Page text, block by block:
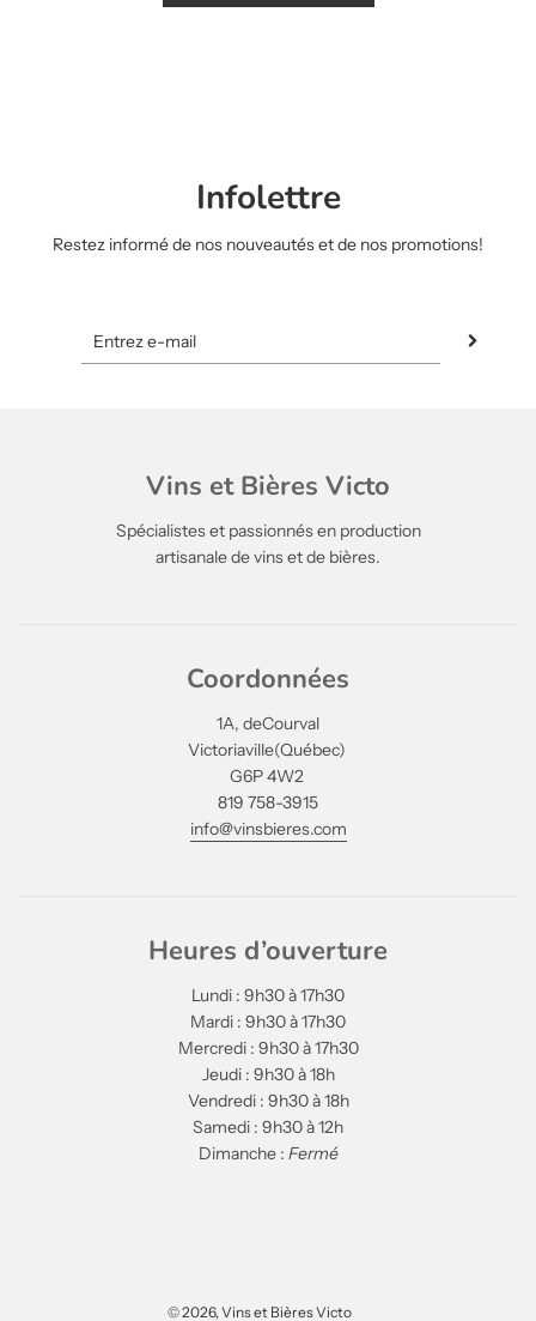
Infolettre
Restez informé de nos nouveautés et de nos promotions!
Vins et Bières Victo
Spécialistes et passionnés en production
artisanale de vins et de bières.
Coordonnées
1A, deCourval
Victoriaville(Québec)
G6P 4W2
819 758-3915
info@vinsbieres.com
Heures d’ouverture
Lundi : 9h30 à 17h30
Mardi : 9h30 à 17h30
Mercredi : 9h30 à 17h30
Jeudi : 9h30 à 18h
Vendredi : 9h30 à 18h
Samedi : 9h30 à 12h
Dimanche : Fermé
© 2026, Vins et Bières Victo